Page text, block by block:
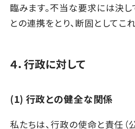
臨みます。不当な要求には決し
との連携をとり、断固としてこ
４．行政に対して
(1) 行政との健全な関係
私たちは、行政の使命と責任